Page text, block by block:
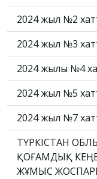
2024 жыл №2
2024 жыл №3
2024 жылы №4
2024 жыл №5
2024 жыл №7
ТҮРКІСТАН
ҚОҒАМДЫҚ
ЖҰМЫС